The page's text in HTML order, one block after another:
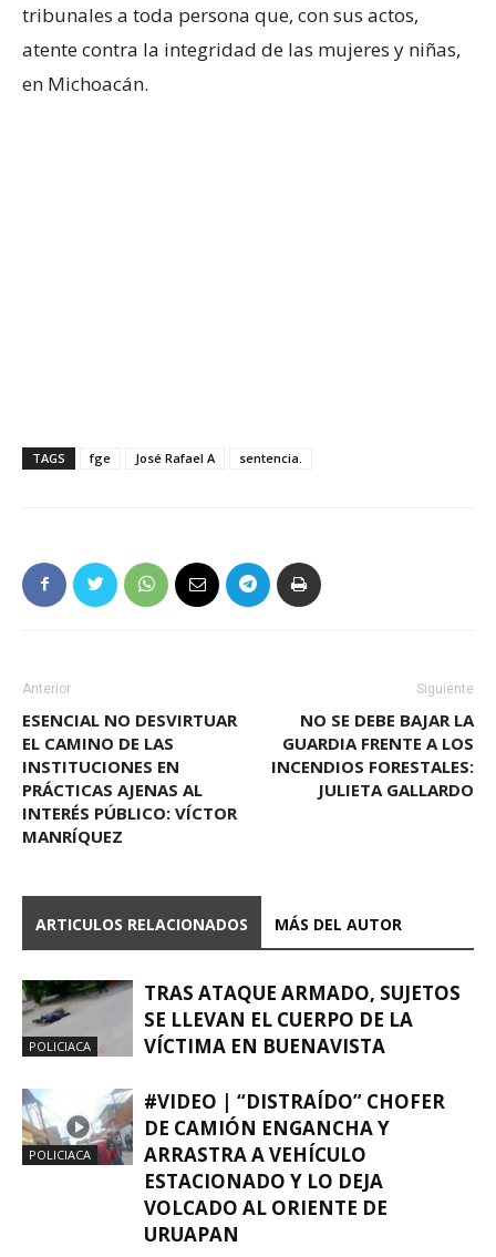
tribunales a toda persona que, con sus actos,
atente contra la integridad de las mujeres y niñas,
en Michoacán.
TAGS fge José Rafael A sentencia.
Anterior
ESENCIAL NO DESVIRTUAR
EL CAMINO DE LAS
INSTITUCIONES EN
PRÁCTICAS AJENAS AL
INTERÉS PÚBLICO: VÍCTOR
MANRÍQUEZ
Siguiente
NO SE DEBE BAJAR LA
GUARDIA FRENTE A LOS
INCENDIOS FORESTALES:
JULIETA GALLARDO
ARTICULOS RELACIONADOS MÁS DEL AUTOR
POLICIACA
TRAS ATAQUE ARMADO, SUJETOS
SE LLEVAN EL CUERPO DE LA
VÍCTIMA EN BUENAVISTA
POLICIACA
#VIDEO | “DISTRAÍDO” CHOFER
DE CAMIÓN ENGANCHA Y
ARRASTRA A VEHÍCULO
ESTACIONADO Y LO DEJA
VOLCADO AL ORIENTE DE
URUAPAN